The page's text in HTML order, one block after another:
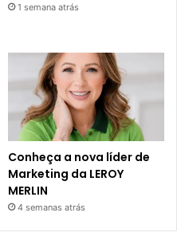
1 semana atrás
Conheça a nova líder de
Marketing da LEROY
MERLIN
4 semanas atrás